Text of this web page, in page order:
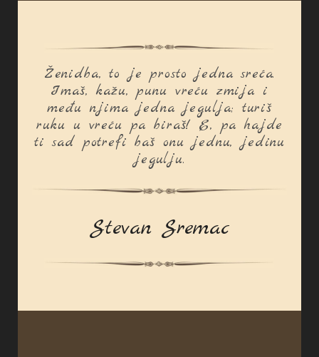
Ženidba, to je prosto jedna sreća.
Imaš, kažu, punu vreću zmija i
među njima jedna jegulja; turiš
ruku u vreću pa biraš! E, pa hajde
ti sad potrefi baš onu jednu, jedinu
jegulju.
Stevan Sremac